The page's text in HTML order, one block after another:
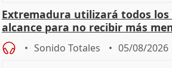
Extremadura utilizará todos los
alcance para no recibir más
Sonido Totales 05/08/2026